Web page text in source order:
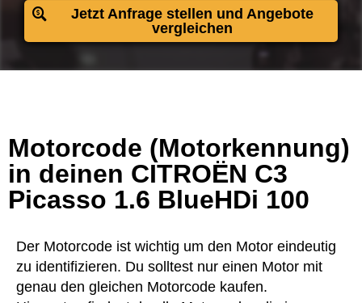
Jetzt Anfrage stellen und Angebote
vergleichen
Motorcode (Motorkennung)
in deinen CITROËN C3
Picasso 1.6 BlueHDi 100
Der Motorcode ist wichtig um den Motor eindeutig
zu identifizieren. Du solltest nur einen Motor mit
genau den gleichen Motorcode kaufen.